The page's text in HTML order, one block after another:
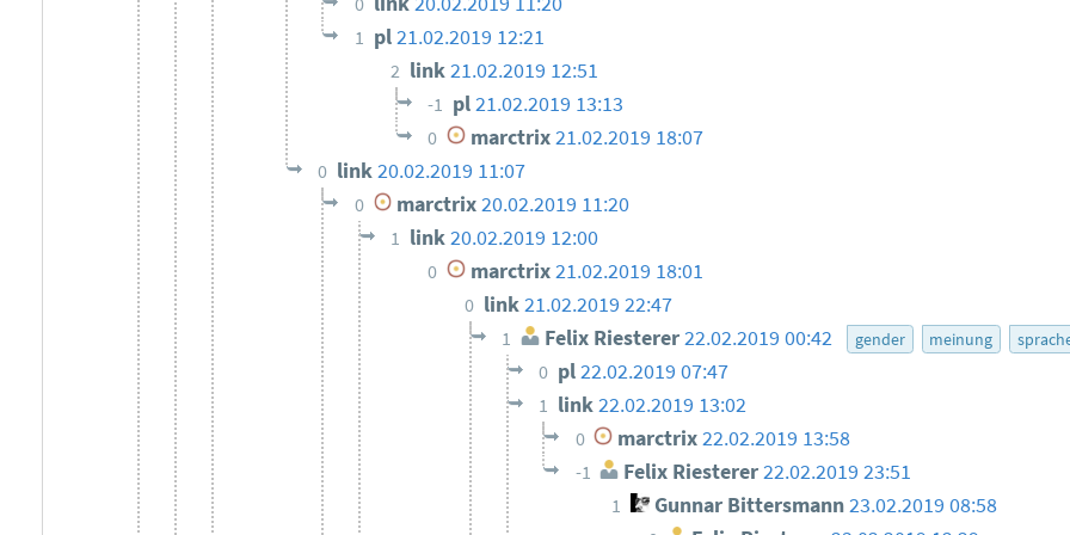
1 pl21.02.2019 12:21
2 link21.02.2019 12:51
-1 pl21.02.2019 13:13
0 marctrix21.02.2019 18:07
0 link20.02.2019 11:07
0 marctrix20.02.2019 11:20
1 link20.02.2019 12:00
0 marctrix21.02.2019 18:01
0 link21.02.2019 22:47
1 Felix Riesterer22.02.2019 00:42 gender meinung
0 pl22.02.2019 07:47
1 link22.02.2019 13:02
0 marctrix22.02.2019 13:58
-1 Felix Riesterer22.02.2019 23:51
1 Gunnar Bittersmann23.02.2019 08:58